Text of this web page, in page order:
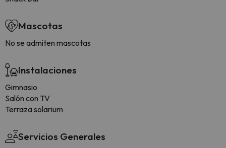
Mascotas
No se admiten mascotas
Instalaciones
Gimnasio
Salón con TV
Terraza solarium
Servicios Generales